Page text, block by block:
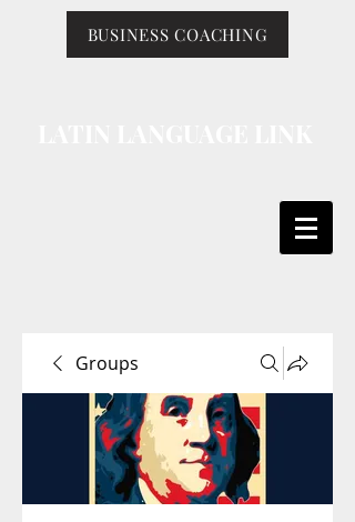
BUSINESS COACHING
Groups